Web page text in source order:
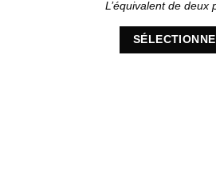
L’équivalent de deux